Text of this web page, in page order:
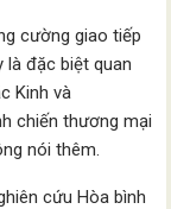
cường giao tiếp
là đặc biệt quan
Kinh và
chiến thương mại
nói thêm.
cứu Hòa bình